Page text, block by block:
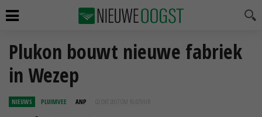
Plukon bouwt nieuwe fabriek
in Wezep
NIEUWS PLUIMVEE ANP 02 OKT 2017 OM 16:07